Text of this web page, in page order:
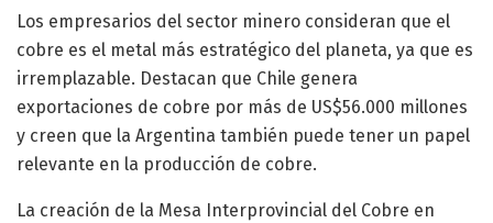
Los empresarios del sector minero consideran que el
cobre es el metal más estratégico del planeta, ya que es
irremplazable. Destacan que Chile genera
exportaciones de cobre por más de US$56.000 millones
y creen que la Argentina también puede tener un papel
relevante en la producción de cobre.
La creación de la Mesa Interprovincial del Cobre en